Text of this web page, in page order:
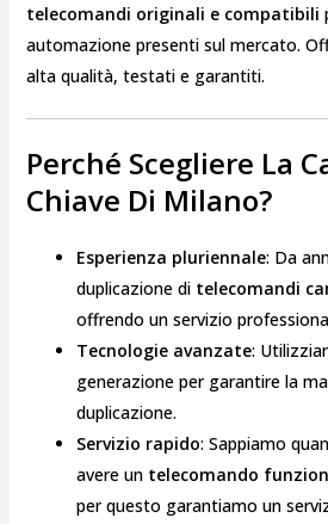
telecomandi originali e compatibili
automazione presenti sul mercato.
alta qualità, testati e garantiti.
Perché Scegliere La
Chiave Di Milano?
Esperienza pluriennale: Da
duplicazione di telecomandi
offrendo un servizio
Tecnologie avanzate:
generazione per garantire la
duplicazione.
Servizio rapido: Sappiamo
avere un telecomando
per questo garantiamo un